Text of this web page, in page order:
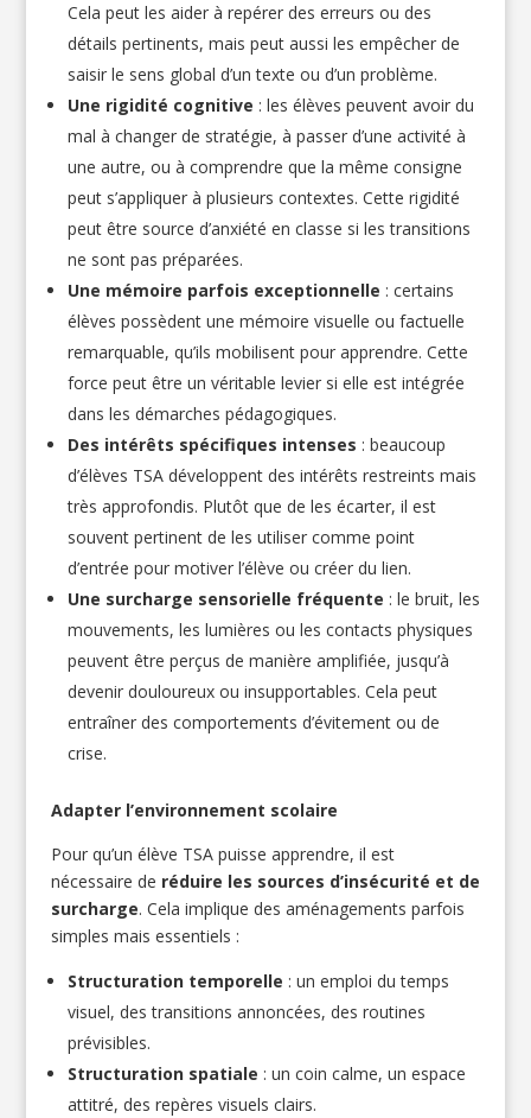
Cela peut les aider à repérer des erreurs ou des
détails pertinents, mais peut aussi les empêcher de
saisir le sens global d’un texte ou d’un problème.
Une rigidité cognitive : les élèves peuvent avoir du
mal à changer de stratégie, à passer d’une activité à
une autre, ou à comprendre que la même consigne
peut s’appliquer à plusieurs contextes. Cette rigidité
peut être source d’anxiété en classe si les transitions
ne sont pas préparées.
Une mémoire parfois exceptionnelle : certains
élèves possèdent une mémoire visuelle ou factuelle
remarquable, qu’ils mobilisent pour apprendre. Cette
force peut être un véritable levier si elle est intégrée
dans les démarches pédagogiques.
Des intérêts spécifiques intenses : beaucoup
d’élèves TSA développent des intérêts restreints mais
très approfondis. Plutôt que de les écarter, il est
souvent pertinent de les utiliser comme point
d’entrée pour motiver l’élève ou créer du lien.
Une surcharge sensorielle fréquente : le bruit, les
mouvements, les lumières ou les contacts physiques
peuvent être perçus de manière amplifiée, jusqu’à
devenir douloureux ou insupportables. Cela peut
entraîner des comportements d’évitement ou de
crise.
Adapter l’environnement scolaire
Pour qu’un élève TSA puisse apprendre, il est
nécessaire de réduire les sources d’insécurité et de
surcharge. Cela implique des aménagements parfois
simples mais essentiels :
Structuration temporelle : un emploi du temps
visuel, des transitions annoncées, des routines
prévisibles.
Structuration spatiale : un coin calme, un espace
attitré, des repères visuels clairs.